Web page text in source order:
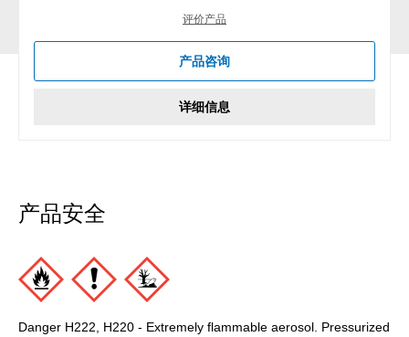
评价产品
产品咨询
详细信息
产品安全
Danger H222, H220 - Extremely flammable aerosol. Pressurized